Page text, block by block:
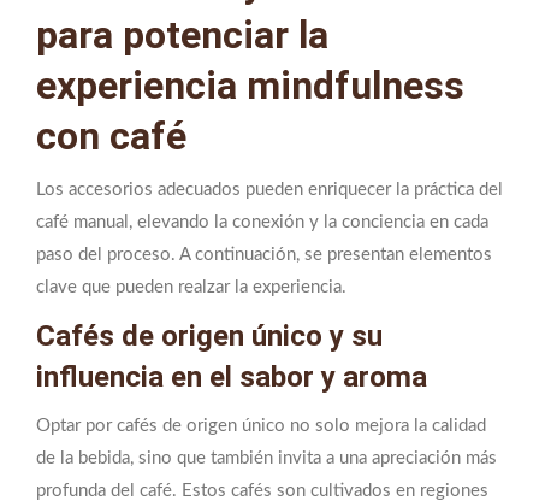
para potenciar la
experiencia mindfulness
con café
Los accesorios adecuados pueden enriquecer la práctica del
café manual, elevando la conexión y la conciencia en cada
paso del proceso. A continuación, se presentan elementos
clave que pueden realzar la experiencia.
Cafés de origen único y su
influencia en el sabor y aroma
Optar por cafés de origen único no solo mejora la calidad
de la bebida, sino que también invita a una apreciación más
profunda del café. Estos cafés son cultivados en regiones